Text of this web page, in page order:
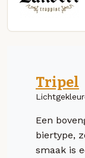
Tripel
Een
biertype,
smaak is